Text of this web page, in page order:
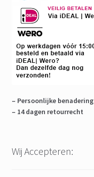
– Persoonlijke benadering
– 14 dagen retourrecht
Wij Accepteren: